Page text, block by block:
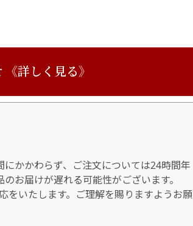
詳しく見る》
かかわらず、ご注文については24時間年
お届けが遅れる可能性がございます。
をいたします。ご理解を賜りますようお願